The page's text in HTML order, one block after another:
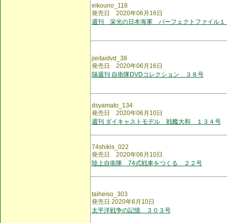
eikouno_118
発売日 2020年06月16日
週刊 栄光の日本海軍 パーフェクトファイル１
jieitaidvd_38
発売日 2020年06月16日
隔週刊 自衛隊DVDコレクション ３８号
dsyamato_134
発売日 2020年06月10日
週刊 ダイキャストモデル 戦艦大和 １３４号
74shikis_022
発売日 2020年06月10日
陸上自衛隊 74式戦車をつくる ２２号
taiheiso_303
発売日 2020年6月10日
太平洋戦争の記憶 ３０３号